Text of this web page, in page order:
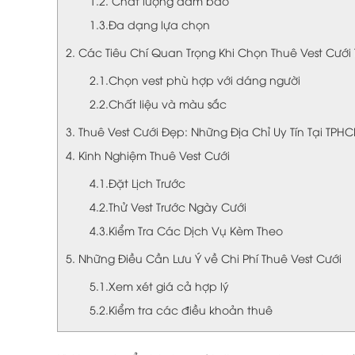
1.3.Đa dạng lựa chọn
2. Các Tiêu Chí Quan Trọng Khi Chọn Thuê Vest Cưới
2.1.Chọn vest phù hợp với dáng người
2.2.Chất liệu và màu sắc
3. Thuê Vest Cưới Đẹp: Những Địa Chỉ Uy Tín Tại
4. Kinh Nghiệm Thuê Vest Cưới
4.1.Đặt Lịch Trước
4.2.Thử Vest Trước Ngày Cưới
4.3.Kiểm Tra Các Dịch Vụ Kèm Theo
5. Những Điều Cần Lưu Ý về Chi Phí Thuê Vest Cưới
5.1.Xem xét giá cả hợp lý
5.2.Kiểm tra các điều khoản thuê